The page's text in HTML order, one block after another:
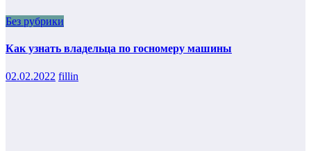
Без рубрики
Как узнать владельца по госномеру машины
02.02.2022 fillin